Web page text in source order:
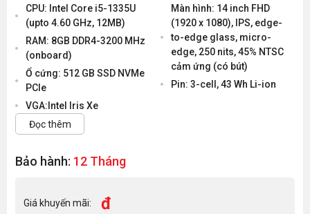
CPU: Intel Core i5-1335U
(upto 4.60 GHz, 12MB)
RAM: 8GB DDR4-3200 MHz
(onboard)
Ổ cứng: 512 GB SSD NVMe
PCIe
VGA:Intel Iris Xe
Màn hình: 14 inch FHD
(1920 x 1080), IPS, edge-
to-edge glass, micro-
edge, 250 nits, 45% NTSC
cảm ứng (có bút)
Pin: 3-cell, 43 Wh Li-ion
Đọc thêm
Bảo hành: 12 Tháng
Giá khuyến mãi: đ